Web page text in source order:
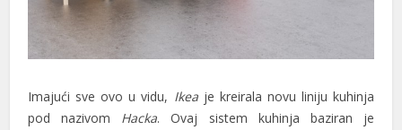
Imajući sve ovo u vidu, Ikeaje kreirala novu liniju kuhinja
pod nazivom Hacka. Ovaj sistem kuhinja baziran je